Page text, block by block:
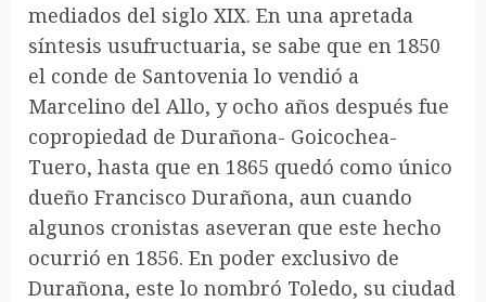
mediados del siglo XIX. En una apretada
síntesis usufructuaria, se sabe que en 1850
el conde de Santovenia lo vendió a
Marcelino del Allo, y ocho años después fue
copropiedad de Durañona- Goicochea-
Tuero, hasta que en 1865 quedó como único
dueño Francisco Durañona, aun cuando
algunos cronistas aseveran que este hecho
ocurrió en 1856. En poder exclusivo de
Durañona, este lo nombró Toledo, su ciudad